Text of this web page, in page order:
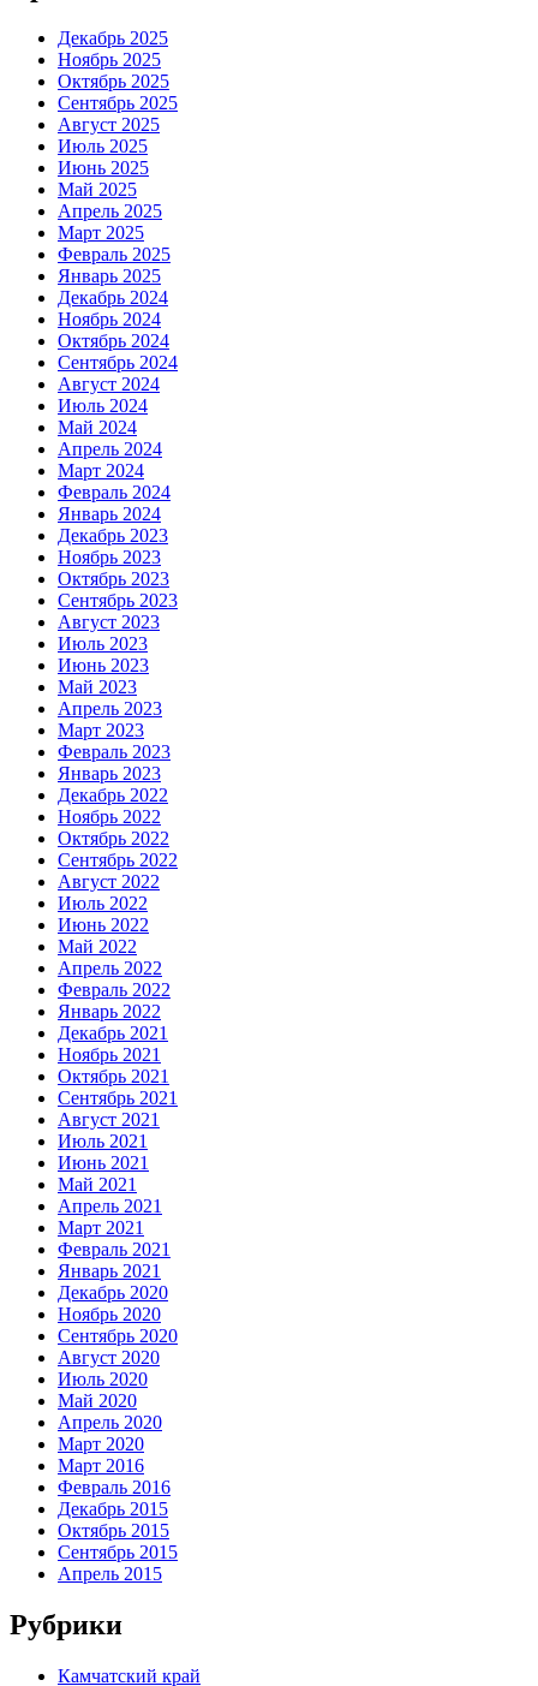
Декабрь 2025
Ноябрь 2025
Октябрь 2025
Сентябрь 2025
Август 2025
Июль 2025
Июнь 2025
Май 2025
Апрель 2025
Март 2025
Февраль 2025
Январь 2025
Декабрь 2024
Ноябрь 2024
Октябрь 2024
Сентябрь 2024
Август 2024
Июль 2024
Май 2024
Апрель 2024
Март 2024
Февраль 2024
Январь 2024
Декабрь 2023
Ноябрь 2023
Октябрь 2023
Сентябрь 2023
Август 2023
Июль 2023
Июнь 2023
Май 2023
Апрель 2023
Март 2023
Февраль 2023
Январь 2023
Декабрь 2022
Ноябрь 2022
Октябрь 2022
Сентябрь 2022
Август 2022
Июль 2022
Июнь 2022
Май 2022
Апрель 2022
Февраль 2022
Январь 2022
Декабрь 2021
Ноябрь 2021
Октябрь 2021
Сентябрь 2021
Август 2021
Июль 2021
Июнь 2021
Май 2021
Апрель 2021
Март 2021
Февраль 2021
Январь 2021
Декабрь 2020
Ноябрь 2020
Сентябрь 2020
Август 2020
Июль 2020
Май 2020
Апрель 2020
Март 2020
Март 2016
Февраль 2016
Декабрь 2015
Октябрь 2015
Сентябрь 2015
Апрель 2015
Рубрики
Камчатский край